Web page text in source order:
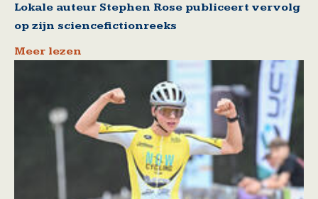
Lokale auteur Stephen Rose publiceert vervolg
op zijn sciencefictionreeks
Meer lezen